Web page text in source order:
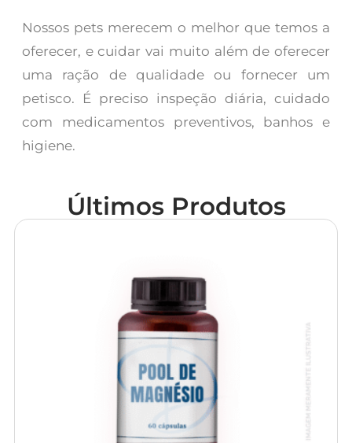
Nossos pets merecem o melhor que temos a
oferecer, e cuidar vai muito além de oferecer
uma ração de qualidade ou fornecer um
petisco. É preciso inspeção diária, cuidado
com medicamentos preventivos, banhos e
higiene.
Últimos Produtos